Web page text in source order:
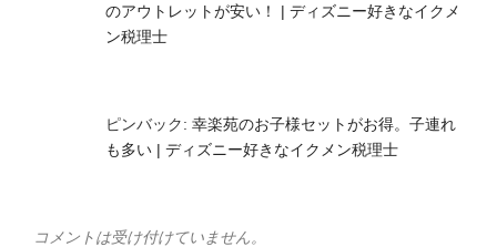
のアウトレットが安い！ | ディズニー好きなイクメ
ン税理士
ピンバック: 幸楽苑のお子様セットがお得。子連れ
も多い | ディズニー好きなイクメン税理士
コメントは受け付けていません。